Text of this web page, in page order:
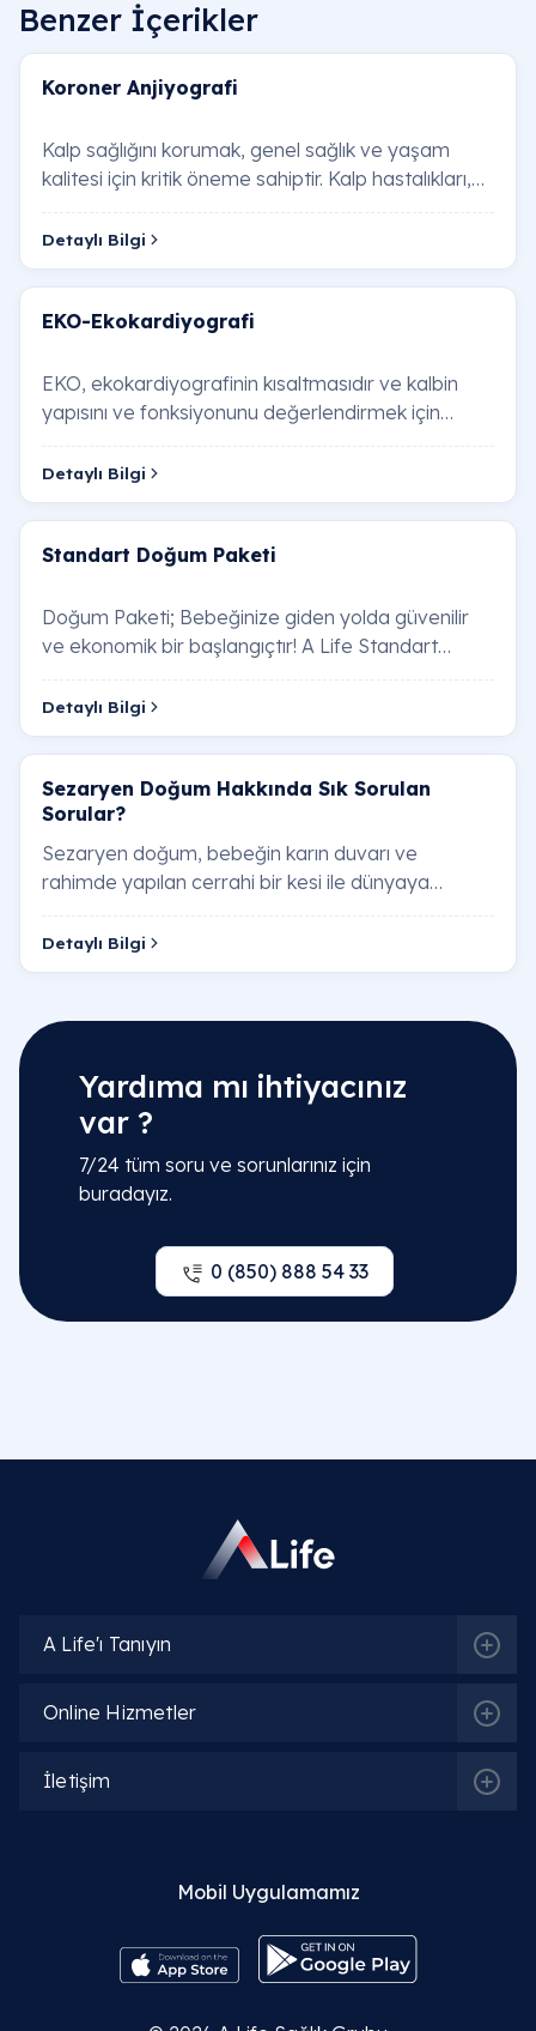
Benzer İçerikler
Koroner Anjiyografi
Kalp sağlığını korumak, genel sağlık ve yaşam
kalitesi için kritik öneme sahiptir. Kalp hastalıkları,
dünya genelinde önde gelen ölüm nedenl…
Detaylı Bilgi
EKO-Ekokardiyografi
EKO, ekokardiyografinin kısaltmasıdır ve kalbin
yapısını ve fonksiyonunu değerlendirmek için
kullanılan bir görüntüleme testidir. Bu testte,…
Detaylı Bilgi
Standart Doğum Paketi
Doğum Paketi; Bebeğinize giden yolda güvenilir
ve ekonomik bir başlangıçtır! A Life Standart
Doğum Paketi, gebelik sürecindeki temel tıbbi i…
Detaylı Bilgi
Sezaryen Doğum Hakkında Sık Sorulan
Sorular?
Sezaryen doğum, bebeğin karın duvarı ve
rahimde yapılan cerrahi bir kesi ile dünyaya
getirilmesi işlemidir. Normal vajinal doğum
yapılamıyor…
Detaylı Bilgi
Yardıma mı ihtiyacınız
var ?
7/24 tüm soru ve sorunlarınız için
buradayız.
0 (850) 888 54 33
A Life'ı Tanıyın
Online Hizmetler
İletişim
Mobil Uygulamamız